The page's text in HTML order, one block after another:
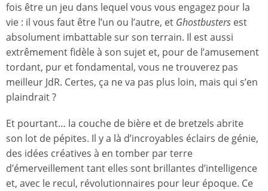
fois être un jeu dans lequel vous vous engagez pour la
vie : il vous faut être l’un ou l’autre, et Ghostbusters est
absolument imbattable sur son terrain. Il est aussi
extrêmement fidèle à son sujet et, pour de l’amusement
tordant, pur et fondamental, vous ne trouverez pas
meilleur JdR. Certes, ça ne va pas plus loin, mais qui s’en
plaindrait ?
Et pourtant… la couche de bière et de bretzels abrite
son lot de pépites. Il y a là d’incroyables éclairs de génie,
des idées créatives à en tomber par terre
d’émerveillement tant elles sont brillantes d’intelligence
et, avec le recul, révolutionnaires pour leur époque. Ce